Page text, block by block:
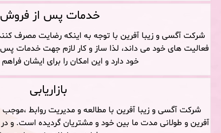
خدمات پس از
شرکت آگسی و زیبا آفرین با توجه به اینکه رضایت مصرف
فعالیت های خود می داند، لذا ساز و کار لازم جهت خدمات
خود دارد و این امکان را برای ایشان
بازاریابی
شرکت آگسی و زیبا آفرین با مطالعه و مدیریت روابط
آفرین و طولانی مدت ما بین خود و مشتریان گردیده است. و